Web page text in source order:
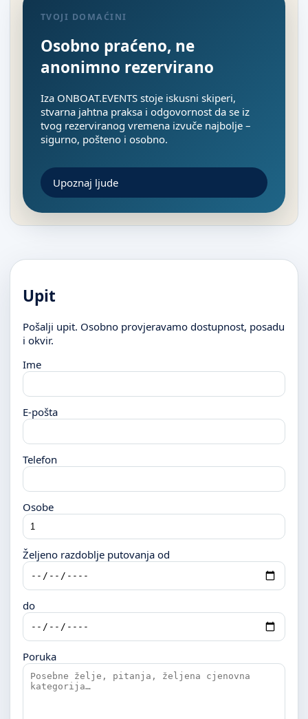
TVOJI DOMAĆINI
Osobno praćeno, ne
anonimno rezervirano
Iza ONBOAT.EVENTS stoje iskusni skiperi,
stvarna jahtna praksa i odgovornost da se iz
tvog rezerviranog vremena izvuče najbolje –
sigurno, pošteno i osobno.
Upoznaj ljude
Upit
Pošalji upit. Osobno provjeravamo dostupnost, posadu
i okvir.
Ime
E-pošta
Telefon
Osobe
Željeno razdoblje putovanja od
do
Poruka